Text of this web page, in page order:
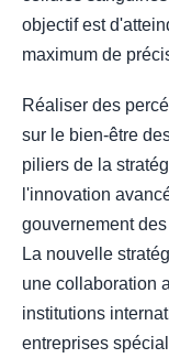
objectif est
maximum de
Réaliser des
sur le bien-être
piliers de la
l'innovation
gouvernement
La nouvelle
une collaboration
institutions
entreprises